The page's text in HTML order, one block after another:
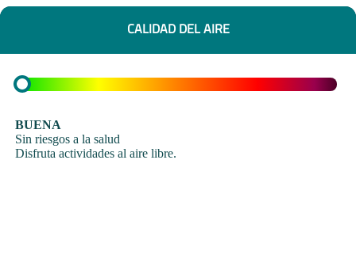
CALIDAD DEL AIRE
BUENA
Sin riesgos a la salud
Disfruta actividades al aire libre.